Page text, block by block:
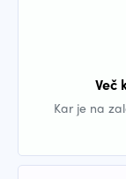
Več
Kar je na